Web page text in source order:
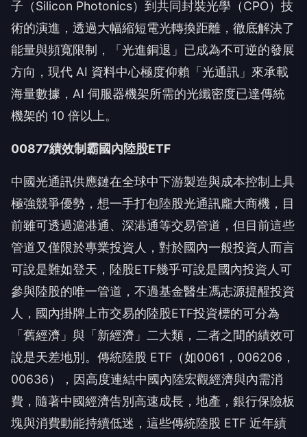
子（Silicon Photonics）到共同封裝光學（CPO）技
術的演進，透過大幅縮短電光轉換距離，徹底解決了
能量與頻寬限制，「光進銅退」已成為不可逆的發展
方向，現代 AI 資料中心極度仰賴「光通訊」來承載
海量數據，AI 伺服器機架所需的光纖密度已達傳統
機架的 10 倍以上。
00877績效制霸國內陸股ETF
中國光通訊供應鏈在全球中下游製造與成本控制上具
極強競爭優勢，想一手打包陸股光通訊龐大商機，目
前雖可透過滬港通、深港通等交易管道，但目前這些
管道又僅限於專業投資人，對於國內一般投資人而言
可說是難如登天，陸股ETF幾乎可說是國內投資人可
參與陸股的唯一管道，不過基金醫生馮志源提醒投資
人，國內掛牌上市交易的陸股ETF投資標的可分為
「舊經濟」與「新經濟」二大類，二者之間的績效可
說是天差地別。傳統陸股 ETF（如0061，006206，
00636），因高度連結中國內陸宏觀經濟與內需消
費，隨著中國經濟告別高速成長，地產，銀行保險板
塊與消費動能持續低迷，這些傳統陸股 ETF 近年績